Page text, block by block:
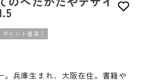
ポイント進呈 ]
。兵庫生まれ、大阪在住。書籍や